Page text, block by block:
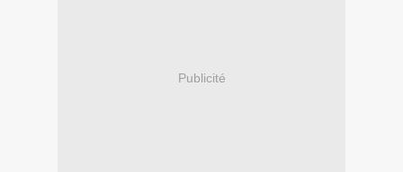
Publicité